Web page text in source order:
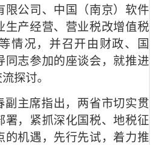
限公司、中国（南京）软件
生产经营、营业税改增值税
情况，并召开由财政、国
同志参加的座谈会，就推进
探讨。
副主席指出，两省市切实贯
署，紧抓深化国税、地税征
的机遇，先行先试，着力推